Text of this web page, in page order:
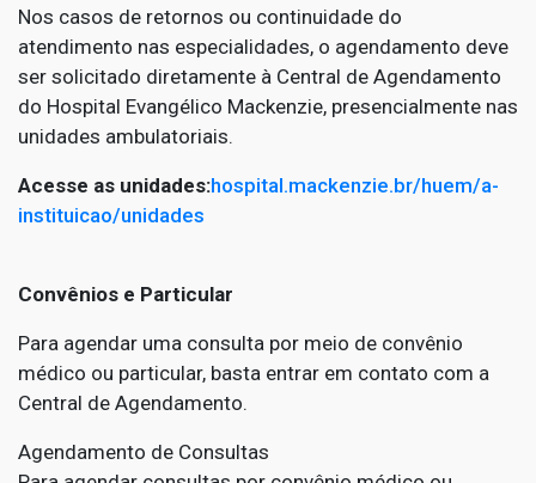
Nos casos de retornos ou continuidade do
atendimento nas especialidades, o agendamento deve
ser solicitado diretamente à Central de Agendamento
do Hospital Evangélico Mackenzie, presencialmente nas
unidades ambulatoriais.
Acesse as unidades:hospital.mackenzie.br/huem/a-
instituicao/unidades
Convênios e Particular
Para agendar uma consulta por meio de convênio
médico ou particular, basta entrar em contato com a
Central de Agendamento.
Agendamento de Consultas